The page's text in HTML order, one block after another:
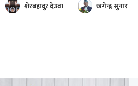
शेरबहादुर देउवा खगेन्द्र सुनार